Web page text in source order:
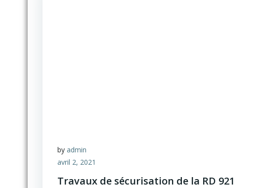
by admin
avril 2, 2021
Travaux de sécurisation de la RD 921